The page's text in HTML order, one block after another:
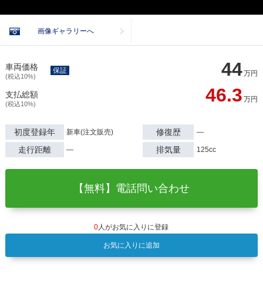
画像ギャラリーへ
車両価格
(税込10%) 44万円
保証
支払総額
(税込10%) 46.3 万円
初度登録年 新車(注文販売) 修復歴 ―
走行距離 ― 排気量 125cc
【無料】電話問い合わせ
0人がお気に入りに登録
お気に入りに追加